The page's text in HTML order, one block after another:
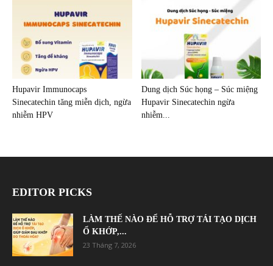
Hupavir Immunocaps
Sinecatechin tăng miễn dịch, ngừa
nhiễm HPV
Dung dịch Súc họng – Súc miệng
Hupavir Sinecatechin ngừa
nhiễm...
EDITOR PICKS
LÀM THẾ NÀO ĐỂ HỖ TRỢ TÁI TẠO DỊCH
Ổ KHỚP,...
23 Tháng 7, 2026